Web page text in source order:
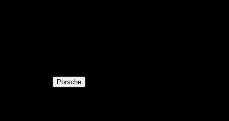
Porsche